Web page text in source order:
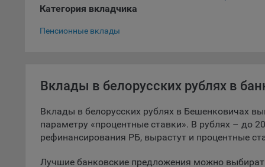
При
Категория вкладчика
Пенсионные вклады
Вклады в белорусских рублях в
Вклады в белорусских рублях в Бешенковичах
параметру «процентные ставки». В рублях – до
рефинансирования РБ, вырастут и процентные
Лучшие банковские предложения можно